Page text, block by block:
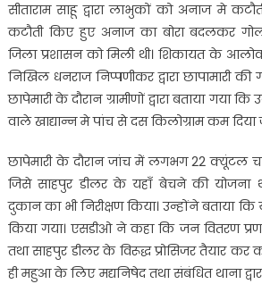
सीताराम साहू द्वारा लाभुकों को अनाज मे
कटौती किए हुए अनाज का बोरा बदलकर
जिला प्रशासन को मिली थी। शिकायत के
निखिल धनराज निप्पणीकर द्वारा छापामारी
छापेमारी के दौरान ग्रामीणों द्वारा बताया गया कि
वाले खाद्यान्न मे पांच से दस किलोग्राम कम दिया
छापेमारी के दौरान जांच में लगभग 22 क्यूंटल
जिसे साहपुर डीलर के यहाँ बेचने की योजना
दुकान का भी निरीक्षण किया। उन्होंने बताया
किया गया। एसडीओ ने कहा कि जन वितरण
तथा साहपुर डीलर के विरूद्ध प्रोसिजर तैयार कर
ही महुआ के लिए मद्यनिषेद तथा संबंधित थाना